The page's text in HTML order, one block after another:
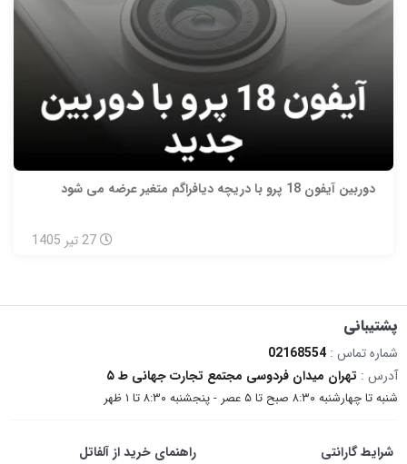
دوربین آیفون 18 پرو با دریچه دیافراگم متغیر عرضه می شود
27 تیر 1405
پشتیبانی
شماره تماس : 02168554
آدرس : تهران میدان فردوسی مجتمع تجارت جهانی ط ۵
شنبه تا چهارشنبه ۸:۳۰ صبح تا ۵ عصر - پنجشنبه ۸:۳۰ تا ۱ ظهر
شرایط گارانتی راهنمای خرید از آلفاتل